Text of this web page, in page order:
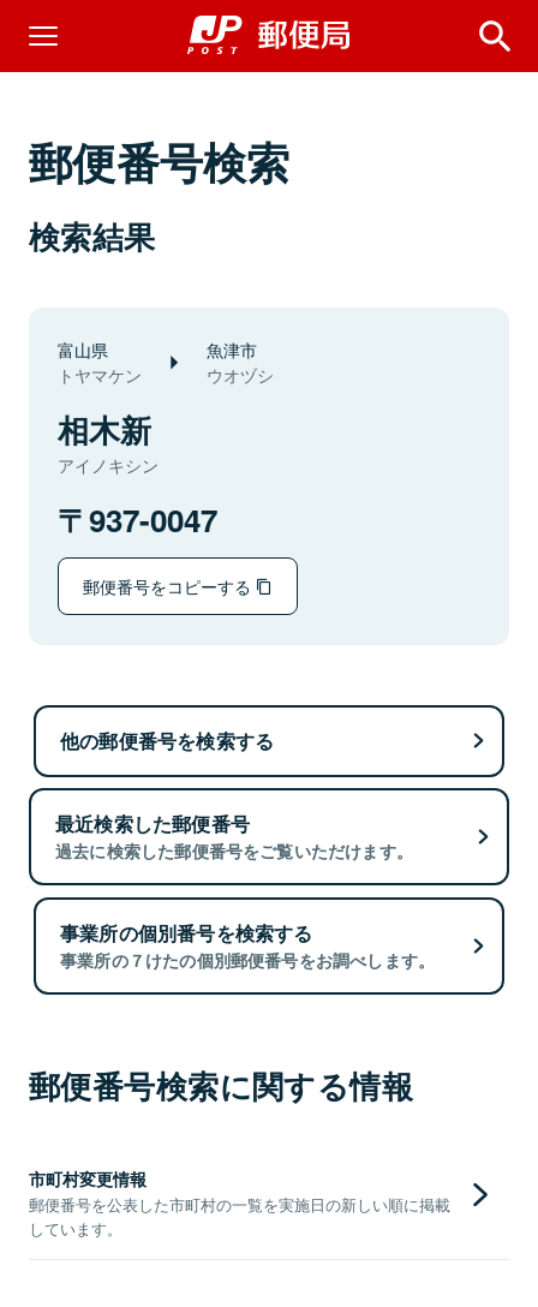
郵便番号検索
検索結果
富山県
トヤマケン
魚津市
ウオヅシ
相木新
アイノキシン
937-0047
郵便番号をコピーする
他の郵便番号を検索する
最近検索した郵便番号
過去に検索した郵便番号をご覧いただけます。
事業所の個別番号を検索する
事業所の７けたの個別郵便番号をお調べします。
郵便番号検索に関する情報
市町村変更情報
郵便番号を公表した市町村の一覧を実施日の新しい順に掲載
しています。